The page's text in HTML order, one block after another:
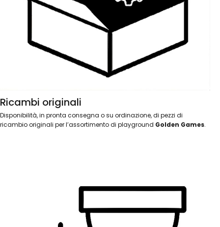
Ricambi originali
Disponibilità, in pronta consegna o su ordinazione, di pezzi di
ricambio originali per l’assortimento di playground Golden Games.